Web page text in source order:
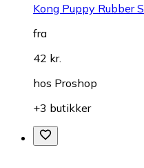
Kong Puppy Rubber S
fra
42 kr.
hos Proshop
+3 butikker